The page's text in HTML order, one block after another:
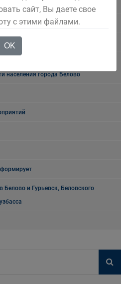
населения города Белово
и Гурьевск, Беловского
сайт, Вы даете свое
с этими файлами.
OK